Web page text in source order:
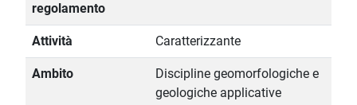
regolamento
Attività Caratterizzante
Ambito
Discipline geomorfologiche e
geologiche applicative